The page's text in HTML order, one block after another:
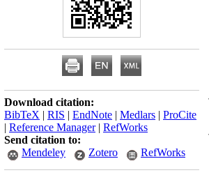
Download citation:
BibTeX | RIS | EndNote | Medlars | ProCite
| Reference Manager| RefWorks
Send citation to:
Mendeley
Zotero RefWorks